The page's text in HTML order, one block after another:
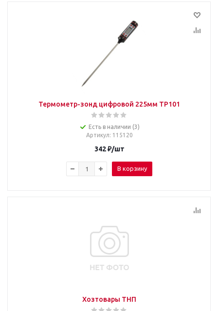
Термометр-зонд цифровой 225мм TP101
Есть в наличии (3)
Артикул: 115120
342₽/шт
В корзину
Хозтовары ТНП